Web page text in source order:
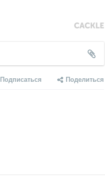
Подписаться Поделиться